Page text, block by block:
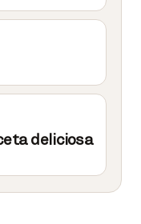
deliciosa